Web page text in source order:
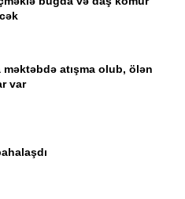
məktəbdə atışma olub, ölən
var